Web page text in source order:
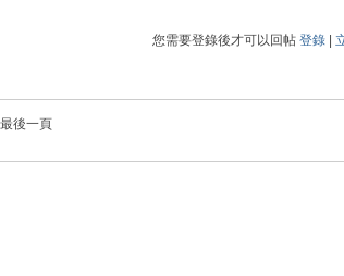
您需要登錄後才可以回帖 登錄|
後一頁